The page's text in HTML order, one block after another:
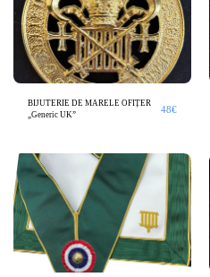
BIJUTERIE DE MARELE OFIȚER
„Generic UK”
48€